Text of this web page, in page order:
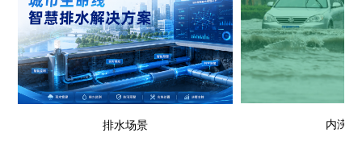
排水场景 内涝场